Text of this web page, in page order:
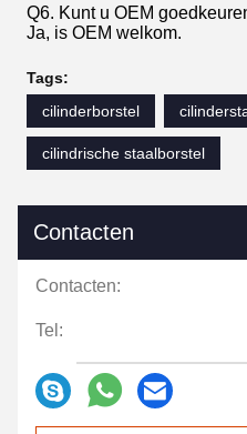
Q6. Kunt u OEM
Ja, is OEM welkom.
Tags:
cilinderborstel
cilindrische staalborstel
Contacten
Contacten:
Tel: